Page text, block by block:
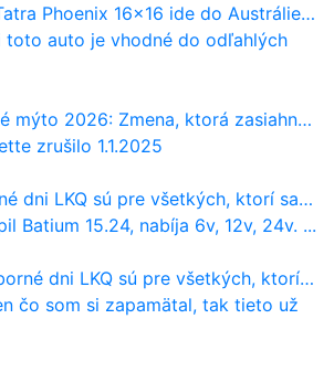
Phoenix 16×16 ide do Austrálie. Na čo bude slúžiť?
toto auto je vhodné do odľahlých
2026: Zmena, ktorá zasiahne slovenských dopravcov
zrušilo 1.1.2025
LKQ sú pre všetkých, ktorí sa chcú dozvedieť niečo viac
Batium 15.24, nabíja 6v, 12v, 24v. ...
dni LKQ sú pre všetkých, ktorí sa chcú dozvedieť niečo viac
čo som si zapamätal, tak tieto už